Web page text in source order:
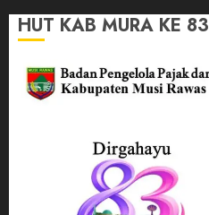
HUT KAB MURA KE 83